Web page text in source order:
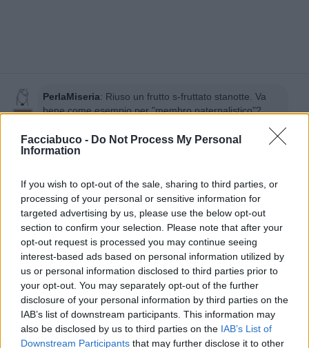
Facciabuco - Do Not Process My Personal
Information
If you wish to opt-out of the sale, sharing to third parties, or
processing of your personal or sensitive information for
targeted advertising by us, please use the below opt-out
section to confirm your selection. Please note that after your
opt-out request is processed you may continue seeing
interest-based ads based on personal information utilized by
us or personal information disclosed to third parties prior to
your opt-out. You may separately opt-out of the further
disclosure of your personal information by third parties on the
IAB’s list of downstream participants. This information may
also be disclosed by us to third parties on the IAB’s List of
Downstream Participants that may further disclose it to other
PerlaMiseria: Riuso un frutto s-fruttato stanotte. Va
bene come esempio per "membro paternalistico"?
3 Giugno alle ore 11:49
·Ti stimo· Rispondi
PerlaMiseria Sì, lo indicizzo come hai
scritto. Intanto cerco per il condiscendente🤣😅